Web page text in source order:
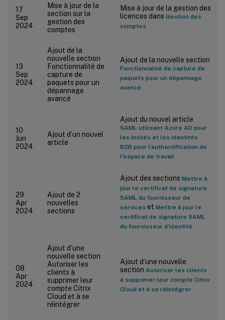
17
Sep
2024
Mise à jour de la
section sur la
gestion des
comptes
Mise à jour de la gestion des
licences dans Gestion des
comptes
13
Sep
2024
Ajout de la
nouvelle section
Fonctionnalité de
capture de
paquets pour un
dépannage
avancé
Ajout de la nouvelle section
Fonctionnalité de capture de
paquets pour un dépannage
avancé
10
Jun
2024
Ajout d’un nouvel
article
Ajout du nouvel article
SAML utilisant Azure AD pour
les invités et les identités
B2B pour l’authentification de
l’espace de travail
29
Apr
2024
Ajout de 2
nouvelles
sections
Ajout des sections Mettre à
jour le certificat de signature
SAML du fournisseur de
services et Mettre à jour le
certificat de signature SAML
du fournisseur d’identité
08
Apr
2024
Ajout d’une
nouvelle section
Autoriser les
clients à
supprimer leur
compte Citrix
Cloud et à se
réintégrer
Ajout d’une nouvelle
section Autoriser les clients
à supprimer leur compte Citrix
Cloud et à se réintégrer